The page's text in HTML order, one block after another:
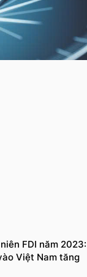
FDI năm 2023:
Việt Nam tăng